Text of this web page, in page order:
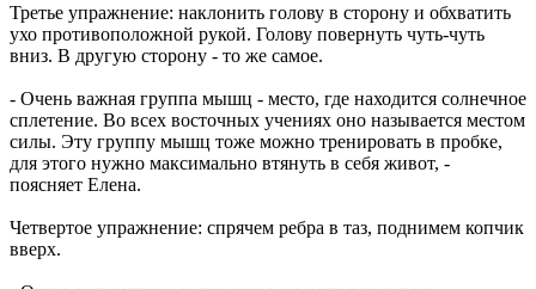
Третье упражнение: наклонить голову в сторону и обхватить
ухо противоположной рукой. Голову повернуть чуть-чуть
вниз. В другую сторону - то же самое.
- Очень важная группа мышц - место, где находится солнечное
сплетение. Во всех восточных учениях оно называется местом
силы. Эту группу мышц тоже можно тренировать в пробке,
для этого нужно максимально втянуть в себя живот, -
поясняет Елена.
Четвертое упражнение: спрячем ребра в таз, поднимем копчик
вверх.